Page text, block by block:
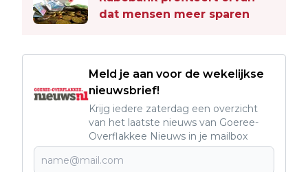
dat mensen meer sparen
Meld je aan voor de wekelijkse
nieuwsbrief!
Krijg iedere zaterdag een overzicht
van het laatste nieuws van Goeree-
Overflakkee Nieuws in je mailbox